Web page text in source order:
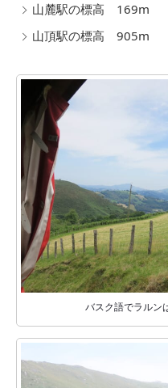
山麓駅の標高 169m
山頂駅の標高 905m
バスク語でラルン